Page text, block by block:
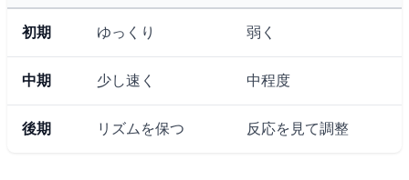
初期 ゆっくり 弱く
中期 少し速く 中程度
後期 リズムを保つ 反応を見て調整